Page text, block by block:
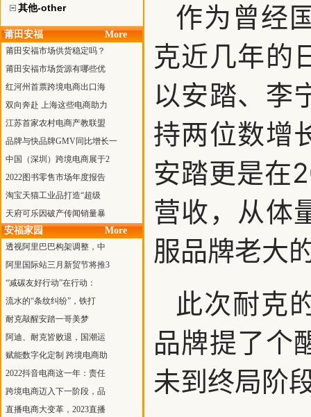
其他-other
莆田安福 More
莆田安福市场供货稳定吗？
莆田安福市场货源有哪些优
红河州首票跨境电商出口海
双向奔赴 上海这些电商助力
江苏首家农村电商产教联盟
品牌与快品牌GMV同比增长一
中国（深圳）跨境电商展于2
2022图书零售市场年度报告
淘宝天猫工业品打造“超级
天府可乐因破产传闻销量暴
安福家园 More
透视阿里巴巴构架调整，中
阿里国际站三月新贸节将推3
“减碳友好行动”在行动：
流水的“条纹纠纷”，铁打
耐克敲醒安踏一哥美梦
阿迪、耐克皆败退，国潮运
赋能数字化定制 跨境电商助
2022抖音电商这一年：责任
跨境电商迈入下一阶段，品
直播电商大变革，2023直播
作为曾经
克近几年的
以安踏、李
持两位数增
安踏更是在
营收，从体
服品牌老大
此次耐克
品牌提了个
未到终局阶